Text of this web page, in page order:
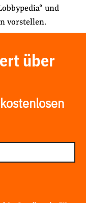
und
vorstellen.
über